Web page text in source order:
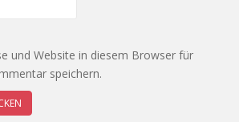
und Website in diesem Browser für
speichern.